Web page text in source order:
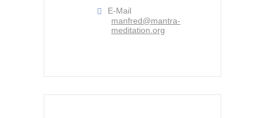
E-Mail
manfred@mantra-
meditation.org